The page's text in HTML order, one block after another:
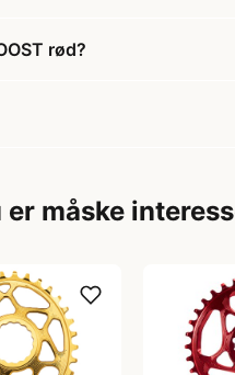
rød?
er måske